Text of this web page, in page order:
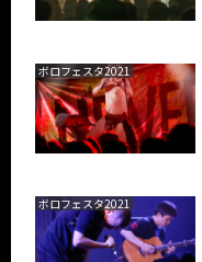
ボロフェスタ2021
ボロフェスタ2021